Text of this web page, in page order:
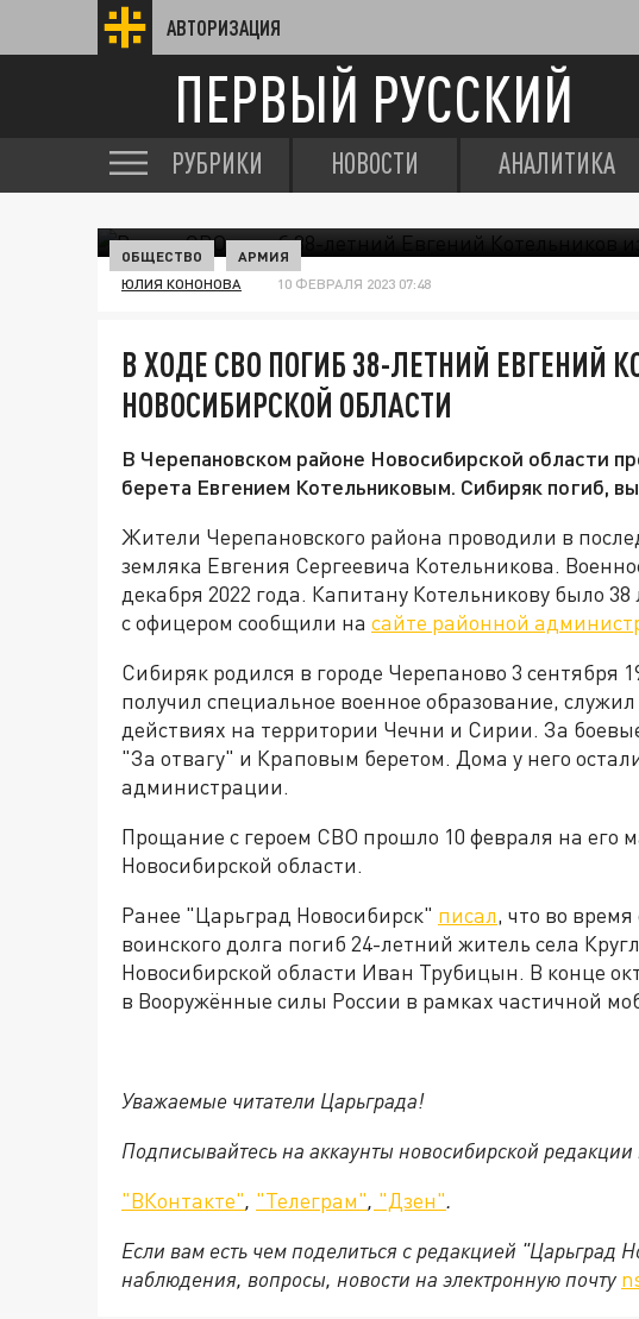
АВТОРИЗАЦИЯ
ПЕРВЫЙ РУССКИЙ
РУБРИКИ НОВОСТИ АНАЛИТИКА
ОБЩЕСТВО АРМИЯ
ЮЛИЯ КОНОНОВА 10 ФЕВРАЛЯ 2023 07:48
В ХОДЕ СВО ПОГИБ 38-ЛЕТНИЙ ЕВГЕНИЙ
НОВОСИБИРСКОЙ ОБЛАСТИ
В Черепановском районе Новосибирской области
берета Евгением Котельниковым. Сибиряк погиб,
Жители Черепановского района проводили в
земляка Евгения Сергеевича Котельникова.
декабря 2022 года. Капитану Котельникову было
с офицером сообщили на сайте районной
Сибиряк родился в городе Черепаново 3 сентября
получил специальное военное образование,
действиях на территории Чечни и Сирии. За
"За отвагу" и Краповым беретом. Дома у него
администрации.
Прощание с героем СВО прошло 10 февраля на его
Новосибирской области.
Ранее "Царьград Новосибирск" писал, что во
воинского долга погиб 24-летний житель села
Новосибирской области Иван Трубицын. В конце
в Вооружённые силы России в рамках частичной
Уважаемые читатели Царьграда!
Подписывайтесь на аккаунты новосибирской
"ВКонтакте", "Телеграм", "Дзен".
Если вам есть чем поделиться с редакцией "Царьград
наблюдения, вопросы, новости на электронную почту